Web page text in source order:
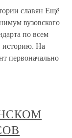
славян Ещё
вузовского
по всем
историю. На
первоначально